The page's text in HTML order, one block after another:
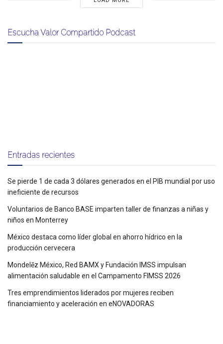
Escucha Valor Compartido Podcast
Entradas recientes
Se pierde 1 de cada 3 dólares generados en el PIB mundial por uso
ineficiente de recursos
Voluntarios de Banco BASE imparten taller de finanzas a niñas y
niños en Monterrey
México destaca como líder global en ahorro hídrico en la
producción cervecera
Mondelēz México, Red BAMX y Fundación IMSS impulsan
alimentación saludable en el Campamento FIMSS 2026
Tres emprendimientos liderados por mujeres reciben
financiamiento y aceleración en eNOVADORAS